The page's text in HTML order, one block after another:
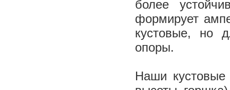
более
формирует
кустовые, но
опоры.
Наши